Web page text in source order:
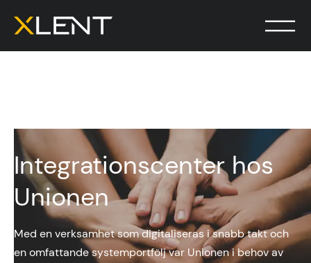
Integrationscenter hos
Unionen
Med en verksamhet som digitaliseras i snabb takt och
en omfattande systemportfölj var Unionen i behov av